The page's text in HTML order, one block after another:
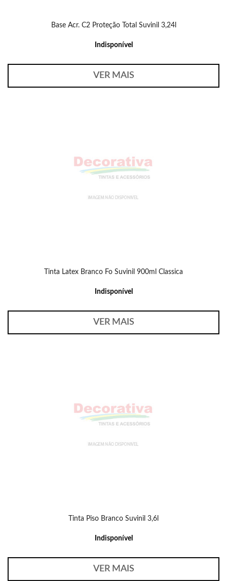
Base Acr. C2 Proteção Total Suvinil 3,24l
Indisponível
VER MAIS
Tinta Latex Branco Fo Suvinil 900ml Classica
Indisponível
VER MAIS
Tinta Piso Branco Suvinil 3,6l
Indisponível
VER MAIS